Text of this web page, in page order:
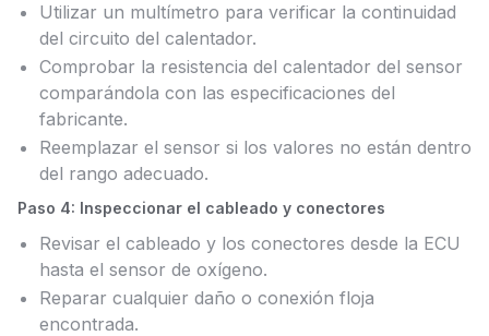
Utilizar un multímetro para verificar la continuidad
del circuito del calentador.
Comprobar la resistencia del calentador del sensor
comparándola con las especificaciones del
fabricante.
Reemplazar el sensor si los valores no están dentro
del rango adecuado.
Paso 4: Inspeccionar el cableado y conectores
Revisar el cableado y los conectores desde la ECU
hasta el sensor de oxígeno.
Reparar cualquier daño o conexión floja
encontrada.